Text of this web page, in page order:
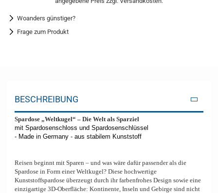
Woanders günstiger?
Frage zum Produkt
BESCHREIBUNG
Spardose „Weltkugel“ – Die Welt als Sparziel
mit Spardosenschloss und Spardosenschlüssel
- Made in Germany - aus stabilem Kunststoff
Reisen beginnt mit Sparen – und was wäre dafür passender als die
Spardose in Form einer Weltkugel? Diese hochwertige
Kunststoffspardose überzeugt durch ihr farbenfrohes Design sowie eine
einzigartige 3D-Oberfläche: Kontinente, Inseln und Gebirge sind nicht